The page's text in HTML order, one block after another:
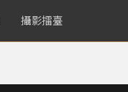
攝影擂臺